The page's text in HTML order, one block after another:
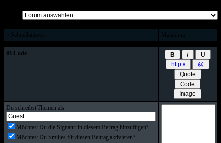
» Schnellantwort Malakhim
iB Code
Du schreibst Themen als:
Möchtest Du die Signatur in diesem Beitrag hinzufügen?
Möchtest Du Smilies für diesen Beitrag aktivieren?